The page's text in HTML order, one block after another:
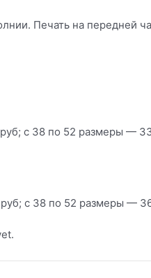
Печать на передней
с 38 по 52 размеры —
с 38 по 52 размеры —